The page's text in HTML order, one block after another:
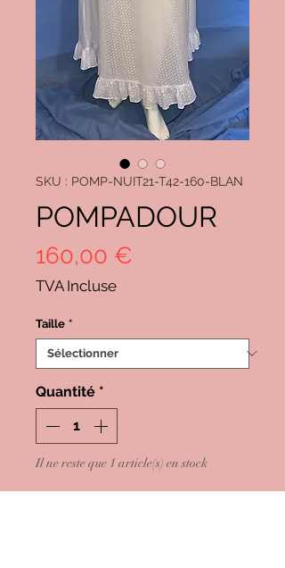
SKU : POMP-NUIT21-T42-160-BLAN
POMPADOUR
160,00 €
TVA Incluse
Taille *
Quantité *
Il ne reste que 1 article(s) en stock